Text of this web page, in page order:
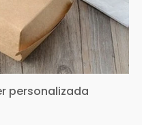
personalizada